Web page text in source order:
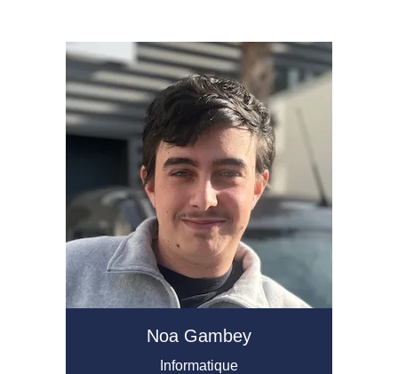
Noa Gambey
Informatique